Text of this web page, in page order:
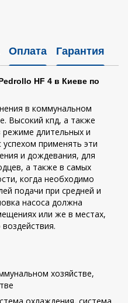
Оплата Гарантия
HF 4 в Киеве по
в коммунальном
Высокий кпд, а также
длительных и
применять эти
и дождевания, для
а также в самых
когда необходимо
подачи при средней и
насоса должна
или же в местах,
хозяйстве,
охлаждения, система